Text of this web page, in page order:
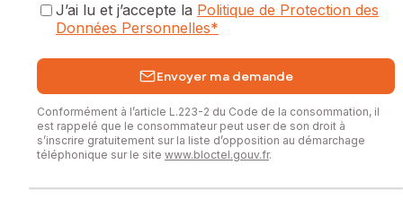
J’ai lu et j’accepte la Politique de Protection des
Données Personnelles*
Envoyer ma demande
Conformément à l’article L.223-2 du Code de la consommation, il
est rappelé que le consommateur peut user de son droit à
s’inscrire gratuitement sur la liste d’opposition au démarchage
téléphonique sur le site www.bloctel.gouv.fr.